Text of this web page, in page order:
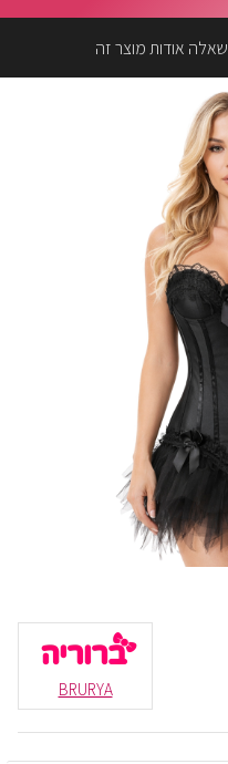
אודות מוצר זה
BRURYA